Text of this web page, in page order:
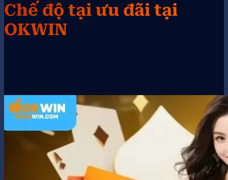
Chế độ tại ưu đãi tại
OKWIN